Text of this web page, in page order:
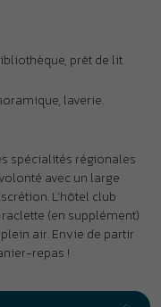
air. Envie de partir
repas !